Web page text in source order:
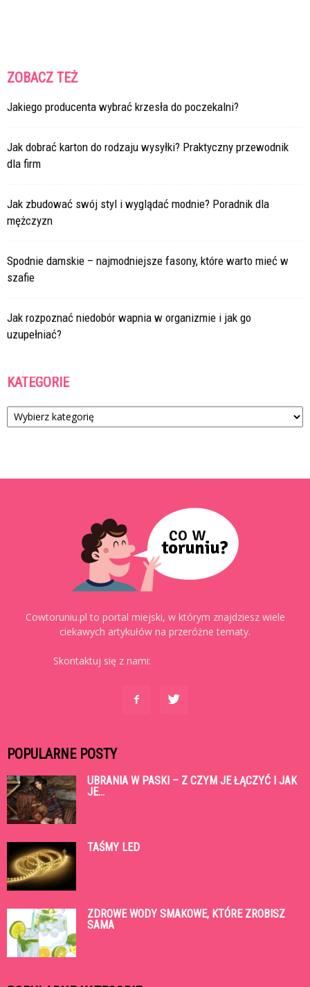
ZOBACZ TEŻ
Jakiego producenta wybrać krzesła do poczekalni?
Jak dobrać karton do rodzaju wysyłki? Praktyczny przewodnik
dla firm
Jak zbudować swój styl i wyglądać modnie? Poradnik dla
mężczyzn
Spodnie damskie – najmodniejsze fasony, które warto mieć w
szafie
Jak rozpoznać niedobór wapnia w organizmie i jak go
uzupełniać?
KATEGORIE
Kategorie
Cowtoruniu.pl to portal miejski, w którym znajdziesz wiele
ciekawych artykułów na przeróżne tematy.
Skontaktuj się z nami:
POPULARNE POSTY
UBRANIA W PASKI – Z CZYM JE ŁĄCZYĆ I JAK
JE...
TAŚMY LED
ZDROWE WODY SMAKOWE, KTÓRE ZROBISZ
SAMA